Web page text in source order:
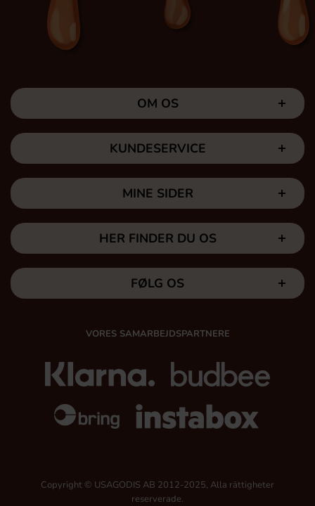
OM OS
KUNDESERVICE
MINE SIDER
HER FINDER DU OS
FØLG OS
VORES SAMARBEJDSPARTNERE
Copyright © USAGODIS AB 2012-2025, Alla rättigheter
reserverade.